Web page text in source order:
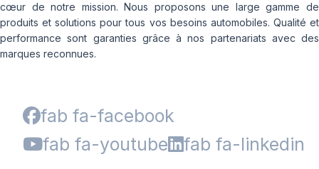
cœur de notre mission. Nous proposons une large gamme de
produits et solutions pour tous vos besoins automobiles. Qualité et
performance sont garanties grâce à nos partenariats avec des
marques reconnues.
fab fa-facebook
fab fa-youtube
fab fa-linkedin